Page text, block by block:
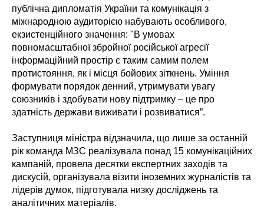
публічна дипломатія України та комунікація з
міжнародною аудиторією набувають особливого,
екзистенційного значення: "В умовах
повномасштабної збройної російської агресії
інформаційний простір є таким самим полем
протистояння, як і місця бойових зіткнень. Уміння
формувати порядок денний, утримувати увагу
союзників і здобувати нову підтримку – це про
здатність держави виживати і розвиватися”.
Заступниця міністра відзначила, що лише за останній
рік команда МЗС реалізувала понад 15 комунікаційних
кампаній, провела десятки експертних заходів та
дискусій, організувала візити іноземних журналістів та
лідерів думок, підготувала низку досліджень та
аналітичних матеріалів.